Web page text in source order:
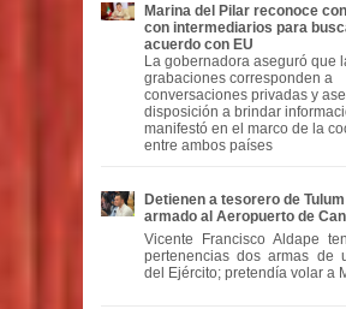
Marina del Pilar reconoce
con intermediarios para
acuerdo con EU
La gobernadora aseguró que
grabaciones corresponden a
conversaciones privadas y
disposición a brindar
manifestó en el marco de la
entre ambos países
Detienen a tesorero de
armado al Aeropuerto de
Vicente Francisco Aldape
pertenencias dos armas de
del Ejército; pretendía volar a